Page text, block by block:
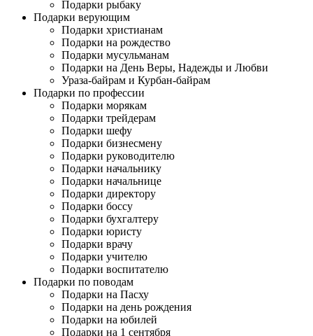
Подарки рыбаку
Подарки верующим
Подарки христианам
Подарки на рождество
Подарки мусульманам
Подарки на День Веры, Надежды и Любви
Ураза-байрам и Курбан-байрам
Подарки по профессии
Подарки морякам
Подарки трейдерам
Подарки шефу
Подарки бизнесмену
Подарки руководителю
Подарки начальнику
Подарки начальнице
Подарки директору
Подарки боссу
Подарки бухгалтеру
Подарки юристу
Подарки врачу
Подарки учителю
Подарки воспитателю
Подарки по поводам
Подарки на Пасху
Подарки на день рождения
Подарки на юбилей
Подарки на 1 сентября